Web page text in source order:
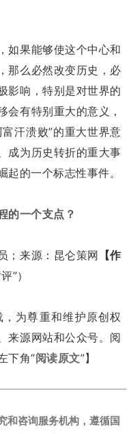
如果能够使这个中心和
那么必然改变历史，必
影响，特别是对世界的
会有特别重大的意义，
汗溃败”的重大世界意
成为历史转折的重大事
的一个标志性事件。
的一个支点？
；来源：昆仑策网 【作
”）
，为尊重和维护原创权
来源网站和公众号。阅
下角“阅读原文”】
和咨询服务机构，遵循国